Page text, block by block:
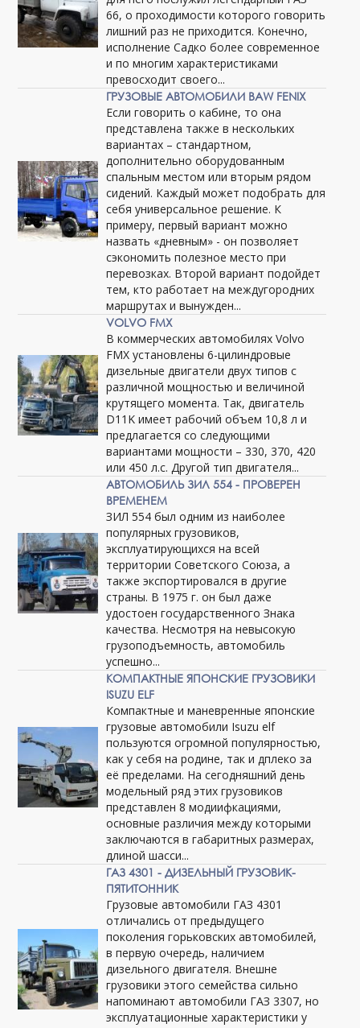
66, о проходимости которого говорить
лишний раз не приходится. Конечно,
исполнение Садко более современное
и по многим характеристиками
превосходит своего...
ГРУЗОВЫЕ АВТОМОБИЛИ BAW FENIX
Если говорить о кабине, то она
представлена также в нескольких
вариантах – стандартном,
дополнительно оборудованным
спальным местом или вторым рядом
сидений. Каждый может подобрать для
себя универсальное решение. К
примеру, первый вариант можно
назвать «дневным» - он позволяет
сэкономить полезное место при
перевозках. Второй вариант подойдет
тем, кто работает на междугородних
маршрутах и вынужден...
VOLVO FMX
В коммерческих автомобилях Volvo
FMX установлены 6-цилиндровые
дизельные двигатели двух типов с
различной мощностью и величиной
крутящего момента. Так, двигатель
D11K имеет рабочий объем 10,8 л и
предлагается со следующими
вариантами мощности – 330, 370, 420
или 450 л.с. Другой тип двигателя...
АВТОМОБИЛЬ ЗИЛ 554 - ПРОВЕРЕН
ВРЕМЕНЕМ
ЗИЛ 554 был одним из наиболее
популярных грузовиков,
эксплуатирующихся на всей
территории Советского Союза, а
также экспортировался в другие
страны. В 1975 г. он был даже
удостоен государственного Знака
качества. Несмотря на невысокую
грузоподъемность, автомобиль
успешно...
КОМПАКТНЫЕ ЯПОНСКИЕ ГРУЗОВИКИ
ISUZU ELF
Компактные и маневренные японские
грузовые автомобили Isuzu elf
пользуются огромной популярностью,
как у себя на родине, так и дплеко за
её пределами. На сегодняшний день
модельный ряд этих грузовиков
представлен 8 модиифкациями,
основные различия между которыми
заключаются в габаритных размерах,
длиной шасси...
ГАЗ 4301 - ДИЗЕЛЬНЫЙ ГРУЗОВИК-
ПЯТИТОННИК
Грузовые автомобили ГАЗ 4301
отличались от предыдущего
поколения горьковских автомобилей,
в первую очередь, наличием
дизельного двигателя. Внешне
грузовики этого семейства сильно
напоминают автомобили ГАЗ 3307, но
эксплуатационные характеристики у